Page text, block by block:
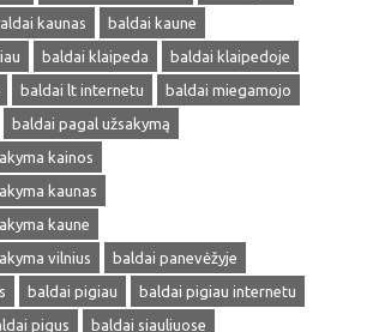
kaunas
baldai kaune
baldai klaipeda
baldai klaipedoje
baldai lt internetu
baldai miegamojo
baldai pagal užsakymą
kainos
kaunas
kaune
vilnius
baldai panevėžyje
baldai pigiau
baldai pigiau internetu
pigus baldai siauliuose